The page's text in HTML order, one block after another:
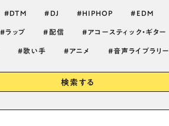
DTM DJ HIPHOP EDM
ラップ 配信 アコースティック・ギター
歌い手 アニメ 音声ライブラリー
検索する